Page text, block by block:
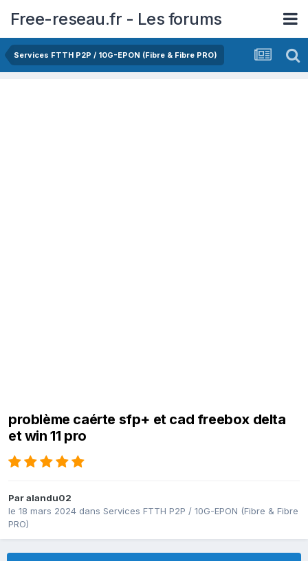
Free-reseau.fr - Les forums
Services FTTH P2P / 10G-EPON (Fibre & Fibre PRO)
problème caérte sfp+ et cad freebox delta
et win 11 pro
Paralandu02
le 18 mars 2024 dans Services FTTH P2P / 10G-EPON (Fibre & Fibre
PRO)